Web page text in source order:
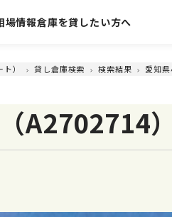
場情報倉庫を貸したい方へ
） 貸し倉庫検索 検索結果 愛知
A2702714）